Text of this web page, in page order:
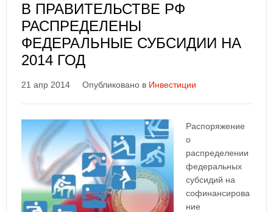
В ПРАВИТЕЛЬСТВЕ РФ
РАСПРЕДЕЛЕНЫ
ФЕДЕРАЛЬНЫЕ СУБСИДИИ НА
2014 ГОД
21 апр 2014 Опубликовано в Инвестиции
Распоряжение
о
распределении
федеральных
субсидий на
софинансирова
ние